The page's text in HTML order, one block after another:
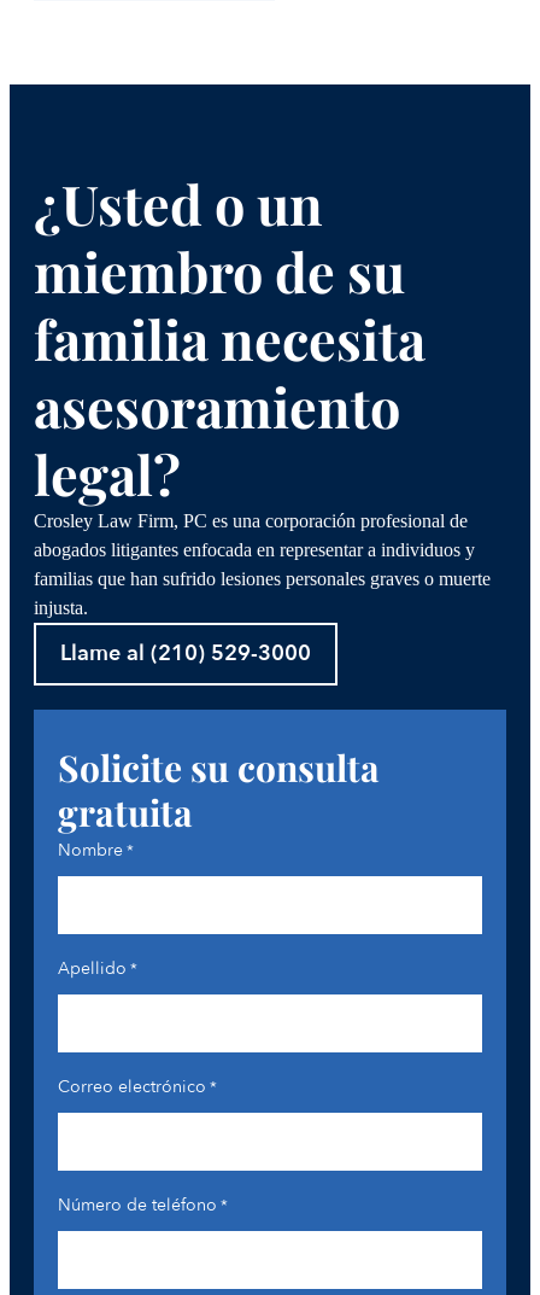
La póliza de seguro y los bienes personales
del conductor culpable.
La responsabilidad de los fabricantes y
vendedores de piezas con defectos
Gastos médicos actuales
Necesidades futuras de tratamiento médico y
cuidados a largo plazo
Pérdida de ingresos y salarios
Potencial de ingresos futuros
Dolor y sufrimiento
Costes por lesiones permanentes
Gastos de funeral y entierro
Es casi imposible que las víctimas resuelvan todos
Crosley Law, puedes centrarte en tu recuperación
servicio excepcional y seguiremos ayudándote
incluso después de que se cierre tu caso.
¿Usted o un
miembro de su
familia necesita
asesoramiento
legal?
Crosley Law Firm, PC es una corporación profesional de
abogados litigantes enfocada en representar a individuos y
familias que han sufrido lesiones personales graves o muerte
injusta.
Llame al (210) 529-3000
Solicite su consulta
gratuita
Nombre*
Apellido *
Correo electrónico *
Número de teléfono *